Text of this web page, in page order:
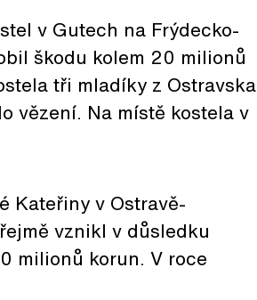
v Gutech na Frýdecko-
škodu kolem 20 milionů
tři mladíky z Ostravska
vězení. Na místě kostela v
Kateřiny v Ostravě-
vznikl v důsledku
milionů korun. V roce